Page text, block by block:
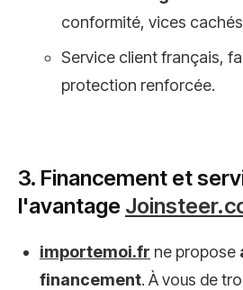
conformité, vices
Service client français,
protection renforcée.
3. Financement et
l'avantage
importemoi.fr ne propose
financement. À vous de